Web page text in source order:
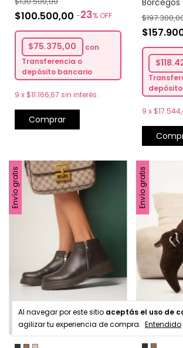
Al navegar por este sitio aceptás el uso de
agilizar tu experiencia de compra. Entendido
$100.500,00 -23% OFF
$75.375,00
con
Transferencia o
depósito bancario
9 x $11.166,67 sin interés
Comprar
Borcegos
9 x
Envío gratis Envío gratis